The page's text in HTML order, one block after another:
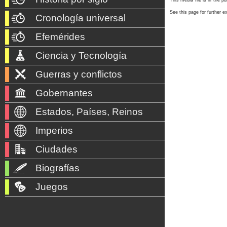
See this page for further
Cronología universal
Efemérides
Ciencia y Tecnología
Guerras y conflictos
Gobernantes
Estados, Países, Reinos
Imperios
Ciudades
Biografías
Juegos